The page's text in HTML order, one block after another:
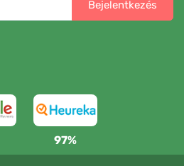
Bejelentkezés
97%